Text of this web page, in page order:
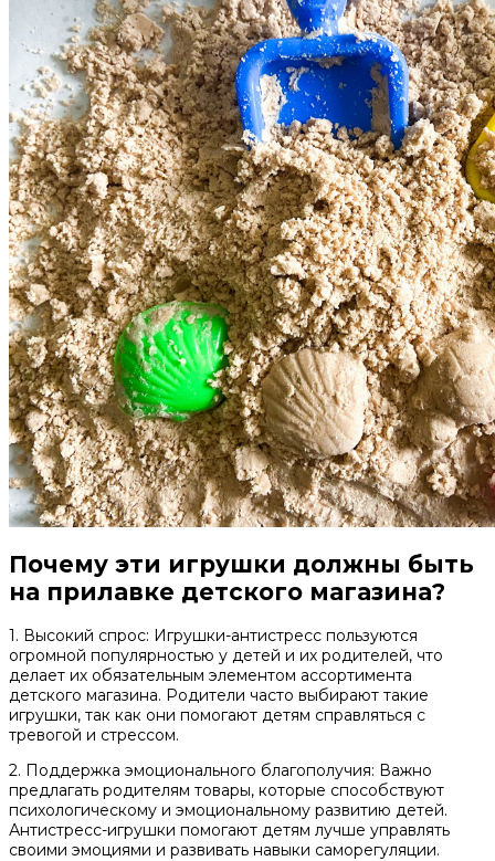
Почему эти игрушки должны быть
на прилавке детского магазина?
1. Высокий спрос: Игрушки-антистресс пользуются
огромной популярностью у детей и их родителей, что
делает их обязательным элементом ассортимента
детского магазина. Родители часто выбирают такие
игрушки, так как они помогают детям справляться с
тревогой и стрессом.
2. Поддержка эмоционального благополучия: Важно
предлагать родителям товары, которые способствуют
психологическому и эмоциональному развитию детей.
Антистресс-игрушки помогают детям лучше управлять
своими эмоциями и развивать навыки саморегуляции.